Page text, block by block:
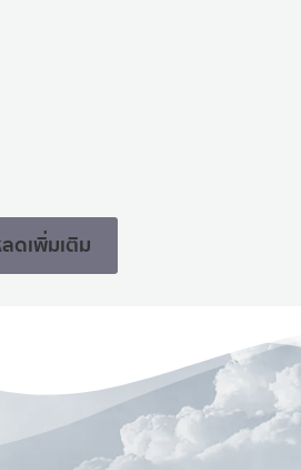
ดเพิ่มเติม